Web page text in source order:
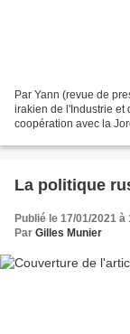
Par Yann (revue de
irakien de l'Industrie et
coopération avec la
La politique
Publié le 17/01/2021 à
Par Gilles Munier